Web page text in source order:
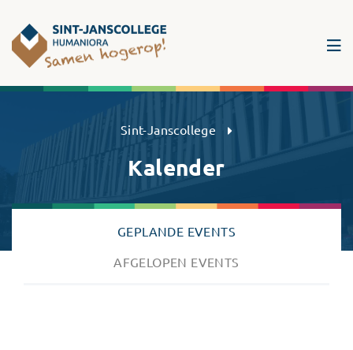
Sint-Janscollege Humaniora
Sint-Janscollege
Kalender
GEPLANDE EVENTS
AFGELOPEN EVENTS